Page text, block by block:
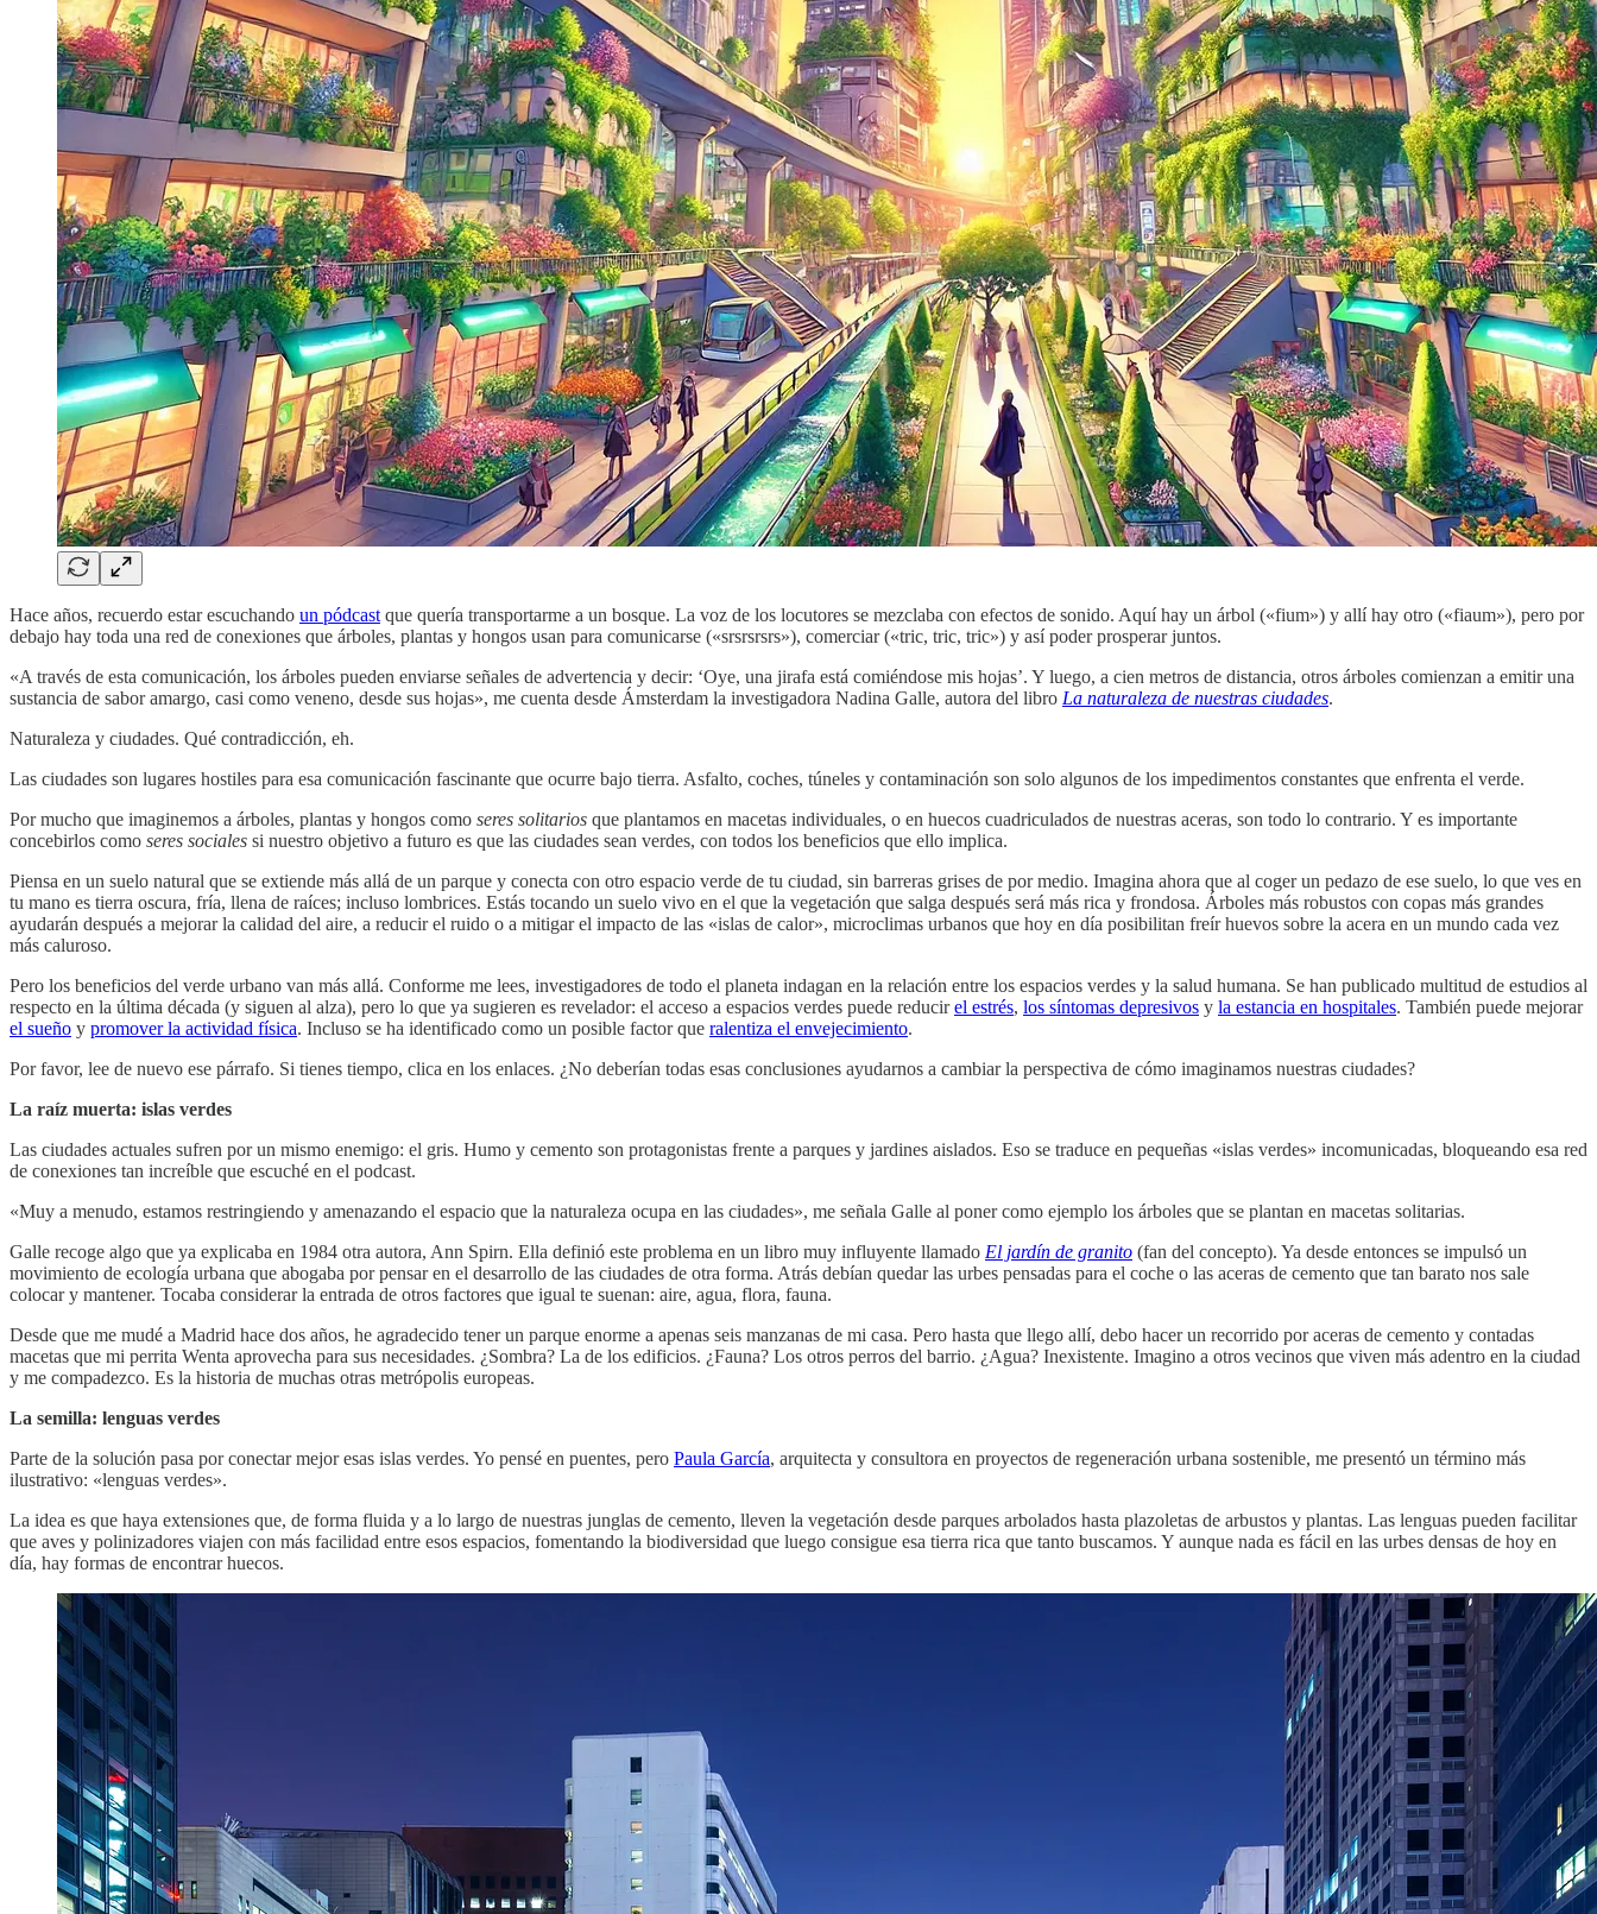
Hace años, recuerdo estar escuchando un pódcast que quería transportarme a un bosque. La voz de los locutores se mezclaba con efectos de sonido. Aquí hay un árbol («fium») y allí hay otro («fiaum»), pero por
debajo hay toda una red de conexiones que árboles, plantas y hongos usan para comunicarse («srsrsrsrs»), comerciar («tric, tric, tric») y así poder prosperar juntos.
«A través de esta comunicación, los árboles pueden enviarse señales de advertencia y decir: ‘Oye, una jirafa está comiéndose mis hojas’. Y luego, a cien metros de distancia, otros árboles comienzan a emitir una
sustancia de sabor amargo, casi como veneno, desde sus hojas», me cuenta desde Ámsterdam la investigadora Nadina Galle, autora del libro La naturaleza de nuestras ciudades.
Naturaleza y ciudades. Qué contradicción, eh.
Las ciudades son lugares hostiles para esa comunicación fascinante que ocurre bajo tierra. Asfalto, coches, túneles y contaminación son solo algunos de los impedimentos constantes que enfrenta el verde.
Por mucho que imaginemos a árboles, plantas y hongos como seres solitarios que plantamos en macetas individuales, o en huecos cuadriculados de nuestras aceras, son todo lo contrario. Y es importante
concebirlos como seres sociales si nuestro objetivo a futuro es que las ciudades sean verdes, con todos los beneficios que ello implica.
Piensa en un suelo natural que se extiende más allá de un parque y conecta con otro espacio verde de tu ciudad, sin barreras grises de por medio. Imagina ahora que al coger un pedazo de ese suelo, lo que ves en
tu mano es tierra oscura, fría, llena de raíces; incluso lombrices. Estás tocando un suelo vivo en el que la vegetación que salga después será más rica y frondosa. Árboles más robustos con copas más grandes
ayudarán después a mejorar la calidad del aire, a reducir el ruido o a mitigar el impacto de las «islas de calor», microclimas urbanos que hoy en día posibilitan freír huevos sobre la acera en un mundo cada vez
más caluroso.
Pero los beneficios del verde urbano van más allá. Conforme me lees, investigadores de todo el planeta indagan en la relación entre los espacios verdes y la salud humana. Se han publicado multitud de estudios al
respecto en la última década (y siguen al alza), pero lo que ya sugieren es revelador: el acceso a espacios verdes puede reducirel estrés, los síntomas depresivos y la estancia en hospitales. También puede mejorar
el sueño y promover la actividad física. Incluso se ha identificado como un posible factor que ralentiza el envejecimiento.
Por favor, lee de nuevo ese párrafo. Si tienes tiempo, clica en los enlaces. ¿No deberían todas esas conclusiones ayudarnos a cambiar la perspectiva de cómo imaginamos nuestras ciudades?
La raíz muerta: islas verdes
Las ciudades actuales sufren por un mismo enemigo: el gris. Humo y cemento son protagonistas frente a parques y jardines aislados. Eso se traduce en pequeñas «islas verdes» incomunicadas, bloqueando esa red
de conexiones tan increíble que escuché en el podcast.
«Muy a menudo, estamos restringiendo y amenazando el espacio que la naturaleza ocupa en las ciudades», me señala Galle al poner como ejemplo los árboles que se plantan en macetas solitarias.
Galle recoge algo que ya explicaba en 1984 otra autora, Ann Spirn. Ella definió este problema en un libro muy influyente llamado El jardín de granito (fan del concepto). Ya desde entonces se impulsó un
movimiento de ecología urbana que abogaba por pensar en el desarrollo de las ciudades de otra forma. Atrás debían quedar las urbes pensadas para el coche o las aceras de cemento que tan barato nos sale
colocar y mantener. Tocaba considerar la entrada de otros factores que igual te suenan: aire, agua, flora, fauna.
Desde que me mudé a Madrid hace dos años, he agradecido tener un parque enorme a apenas seis manzanas de mi casa. Pero hasta que llego allí, debo hacer un recorrido por aceras de cemento y contadas
macetas que mi perrita Wenta aprovecha para sus necesidades. ¿Sombra? La de los edificios. ¿Fauna? Los otros perros del barrio. ¿Agua? Inexistente. Imagino a otros vecinos que viven más adentro en la ciudad
y me compadezco. Es la historia de muchas otras metrópolis europeas.
La semilla: lenguas verdes
Parte de la solución pasa por conectar mejor esas islas verdes. Yo pensé en puentes, pero Paula García, arquitecta y consultora en proyectos de regeneración urbana sostenible, me presentó un término más
ilustrativo: «lenguas verdes».
La idea es que haya extensiones que, de forma fluida y a lo largo de nuestras junglas de cemento, lleven la vegetación desde parques arbolados hasta plazoletas de arbustos y plantas. Las lenguas pueden facilitar
que aves y polinizadores viajen con más facilidad entre esos espacios, fomentando la biodiversidad que luego consigue esa tierra rica que tanto buscamos. Y aunque nada es fácil en las urbes densas de hoy en
día, hay formas de encontrar huecos.